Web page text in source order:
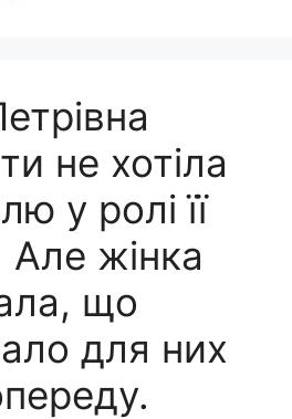
не хотіла
у ролі її
Але жінка
що
для них